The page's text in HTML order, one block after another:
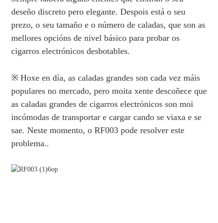
deseño discreto pero elegante. Despois está o seu
prezo, o seu tamaño e o número de caladas, que son as
mellores opcións de nivel básico para probar os
cigarros electrónicos desbotables.
※ Hoxe en día, as caladas grandes son cada vez máis
populares no mercado, pero moita xente descoñece que
as caladas grandes de cigarros electrónicos son moi
incómodas de transportar e cargar cando se viaxa e se
sae. Neste momento, o RF003 pode resolver este
problema..